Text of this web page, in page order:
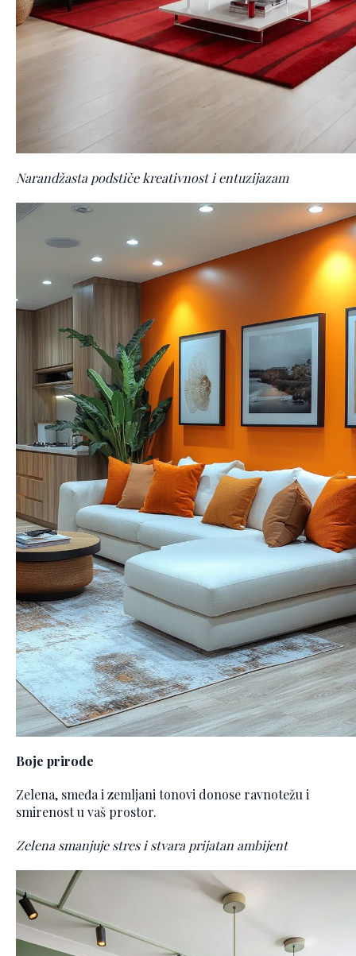
Narandžasta podstiče kreativnost i entuzijazam
Boje prirode
Zelena, smeđa i zemljani tonovi donose ravnotežu i
smirenost u vaš prostor.
Zelena smanjuje stres i stvara prijatan ambijent